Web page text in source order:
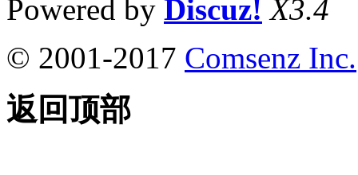
Powered by Discuz! X3.4
© 2001-2017 Comsenz Inc.
返回顶部